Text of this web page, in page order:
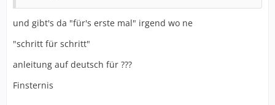
und gibt's da "für's erste mal" irgend wo ne
"schritt für schritt"
anleitung auf deutsch für ???
Finsternis